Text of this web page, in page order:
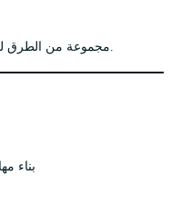
مجموعة من الطرق لتحفيز الكتابة التعبيرية للصحة النفسية.
بناء